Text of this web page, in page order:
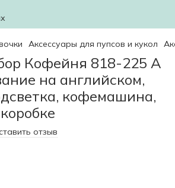
Аксессуары для пупсов и кукол
Кофейня 818-225 A
на английском,
кофемашина,
отзыв